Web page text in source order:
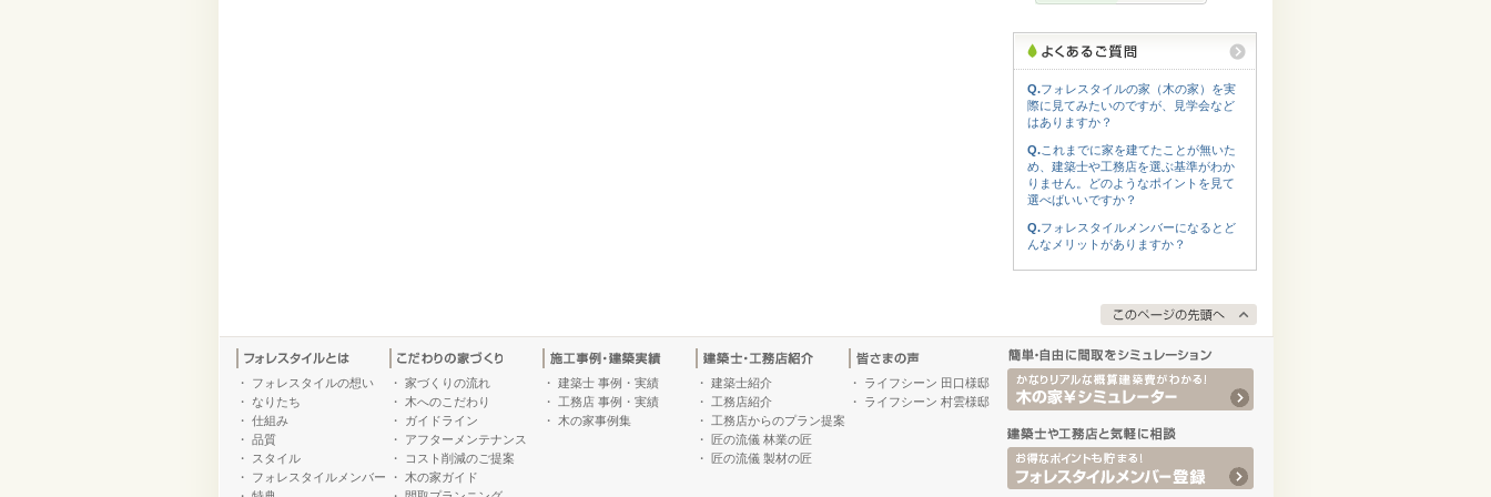
Q.フォレスタイルの家（木の家）を実
際に見てみたいのですが、見学会など
はありますか？
Q.これまでに家を建てたことが無いた
め、建築士や工務店を選ぶ基準がわか
りません。どのようなポイントを見て
選べばいいですか？
Q.フォレスタイルメンバーになるとど
んなメリットがありますか？
・
フォレスタイルの想い
・ なりたち
・ 仕組み
・ 品質
・
スタイル
・
フォレスタイルメンバー
・ 家づくりの流れ
・
木へのこだわり
・
ガイドライン
・
アフターメンテナンス
・
コスト削減のご提案
・
木の家ガイド
・ 建築士 事例・実績
・
工務店 事例・実績
・
木の家事例集
・ 建築士紹介
・
工務店紹介
・
工務店からのプラン提案
・
匠の流儀 林業の匠
・
匠の流儀 製材の匠
・
ライフシーン 田口様邸
・
ライフシーン 村雲様邸